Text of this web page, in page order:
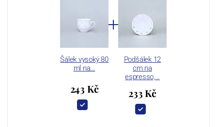
Šálek vysoký 80
ml na…
243 Kč
Podšálek 12
cm na
espresso,…
233 Kč